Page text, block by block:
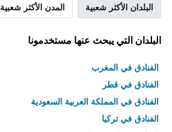
البلدان الأكثر شعبية المدن الأكثر شعبية
البلدان التي يبحث عنها مستخدمونا
الفنادق في المغرب
الفنادق في قطر
الفنادق في المملكة العربية السعودية
الفنادق في تركيا